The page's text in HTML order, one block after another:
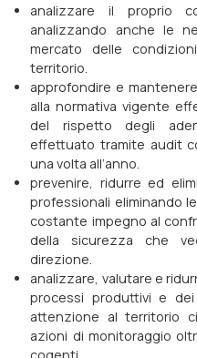
analizzare il proprio
analizzando anche le
mercato delle
territorio.
approfondire e
alla normativa vigente
del rispetto degli
effettuato tramite audit
una volta all’anno.
prevenire, ridurre ed
professionali eliminando
costante impegno al
della sicurezza che
direzione.
analizzare, valutare e
processi produttivi e
attenzione al territorio
azioni di monitoraggio